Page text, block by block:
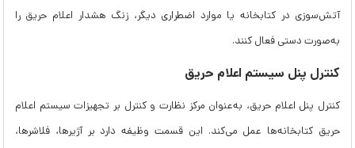
آتش‌سوزی در کتابخانه یا موارد اضطراری دیگر، زنگ هشدار اعلام حریق را
به‌صورت دستی فعال کنند.
کنترل پنل سیستم اعلام حریق
کنترل پنل اعلام حریق، به‌عنوان مرکز نظارت و کنترل بر تجهیزات سیستم اعلام
حریق کتابخانه‌ها عمل می‌کند. این قسمت وظیفه دارد بر آژیرها، فلاشرها،